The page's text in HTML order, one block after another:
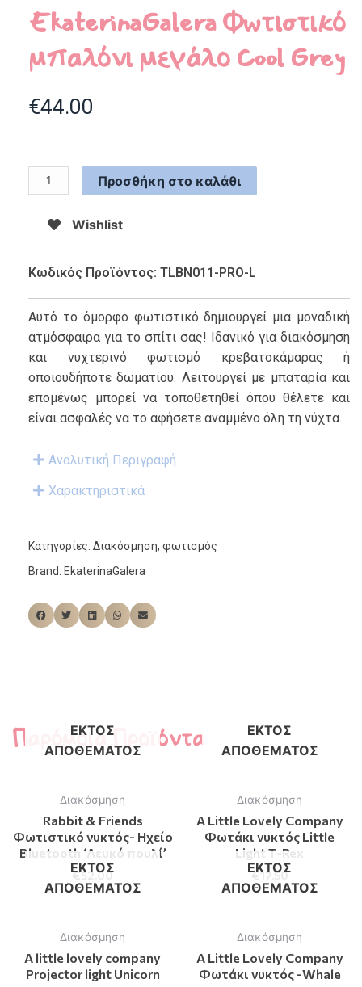
EkaterinaGalera Φωτιστικό
μπαλόνι μεγάλο Cool Grey
€44.00
Προσθήκη στο καλάθι
Wishlist
Κωδικός Προϊόντος: TLBN011-PRO-L
Αυτό το όμορφο φωτιστικό δημιουργεί μια μοναδική
ατμόσφαιρα για το σπίτι σας! Ιδανικό για διακόσμηση
και νυχτερινό φωτισμό κρεβατοκάμαρας ή
οποιουδήποτε δωματίου. Λειτουργεί με μπαταρία και
επομένως μπορεί να τοποθετηθεί όπου θέλετε και
είναι ασφαλές να το αφήσετε αναμμένο όλη τη νύχτα.
Αναλυτική Περιγραφή
Χαρακτηριστικά
Κατηγορίες: Διακόσμηση, φωτισμός
Brand: EkaterinaGalera
Παρόμοια Προϊόντα
ΕΚΤΌΣ
ΑΠΟΘΈΜΑΤΟΣ
Διακόσμηση
Rabbit & Friends
Φωτιστικό νυκτός- Ηχείο
Bluetooth ‘Λευκό πουλί’
€52.00
ΕΚΤΌΣ
ΑΠΟΘΈΜΑΤΟΣ
Διακόσμηση
A Little Lovely Company
Φωτάκι νυκτός Little
Light T-Rex
€17.50
ΕΚΤΌΣ
ΑΠΟΘΈΜΑΤΟΣ
Διακόσμηση
A little lovely company
Projector light Unicorn
ΕΚΤΌΣ
ΑΠΟΘΈΜΑΤΟΣ
Διακόσμηση
A Little Lovely Company
Φωτάκι νυκτός -Whale